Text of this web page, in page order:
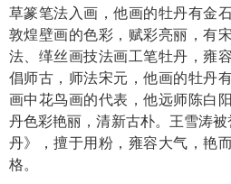
草篆笔法入画，他画的牡丹有金
敦煌壁画的色彩，赋彩亮丽，有
法、缂丝画技法画工笔牡丹，雍
倡师古，师法宋元，他画的牡丹
画中花鸟画的代表，他远师陈白
丹色彩艳丽，清新古朴。王雪涛被
丹》，擅于用粉，雍容大气，艳
格。